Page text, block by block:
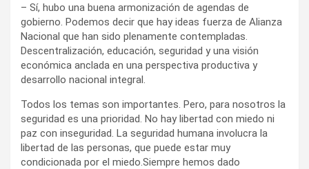
– Sí, hubo una buena armonización de agendas de
gobierno. Podemos decir que hay ideas fuerza de Alianza
Nacional que han sido plenamente contempladas.
Descentralización, educación, seguridad y una visión
económica anclada en una perspectiva productiva y
desarrollo nacional integral.
Todos los temas son importantes. Pero, para nosotros la
seguridad es una prioridad. No hay libertad con miedo ni
paz con inseguridad. La seguridad humana involucra la
libertad de las personas, que puede estar muy
condicionada por el miedo.Siempre hemos dado